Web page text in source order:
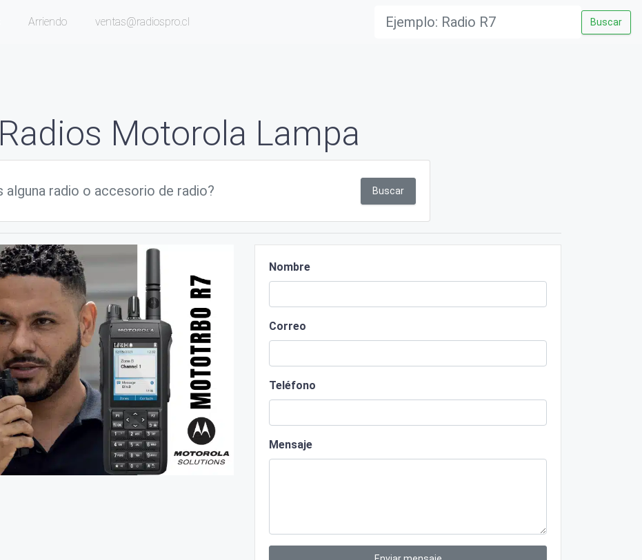
Arriendo ventas@radiospro.cl Buscar
Radios Motorola Lampa
Buscar
Nombre
Correo
Teléfono
Mensaje